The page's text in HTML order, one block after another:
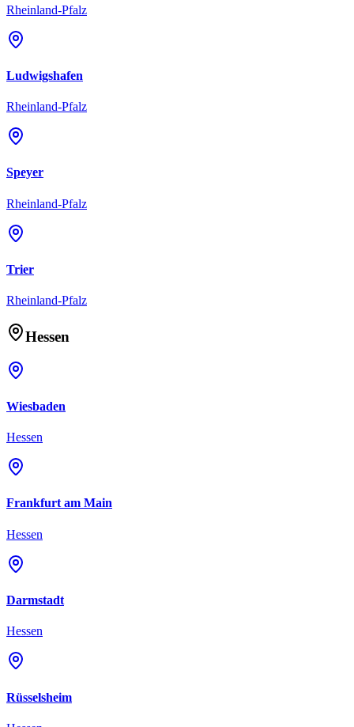
Rheinland-Pfalz
Ludwigshafen
Rheinland-Pfalz
Speyer
Rheinland-Pfalz
Trier
Rheinland-Pfalz
Hessen
Wiesbaden
Hessen
Frankfurt am Main
Hessen
Darmstadt
Hessen
Rüsselsheim